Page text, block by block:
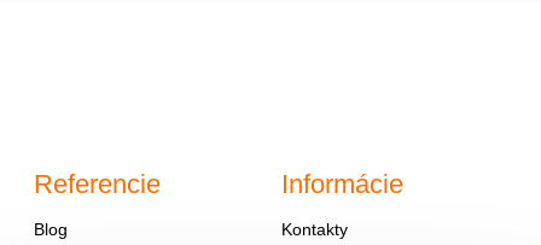
Referencie
Blog
Informácie
Kontakty